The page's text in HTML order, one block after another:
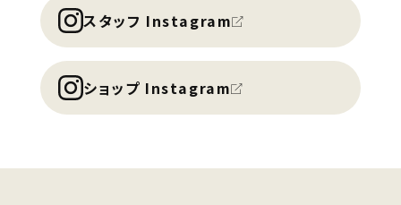
スタッフ Instagram
ショップ Instagram